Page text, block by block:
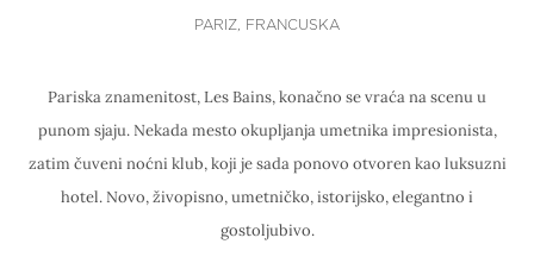
PARIZ, FRANCUSKA
Pariska znamenitost, Les Bains, konačno se vraća na scenu u
punom sjaju. Nekada mesto okupljanja umetnika impresionista,
zatim čuveni noćni klub, koji je sada ponovo otvoren kao luksuzni
hotel. Novo, živopisno, umetničko, istorijsko, elegantno i
gostoljubivo.